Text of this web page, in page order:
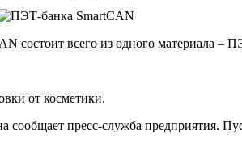
всего из одного материала –
от косметики.
пресс-служба предприятия.